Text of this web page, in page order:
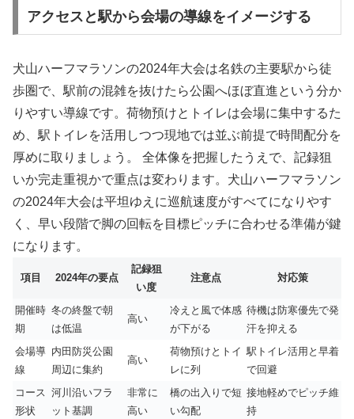
アクセスと駅から会場の導線をイメージする
犬山ハーフマラソンの2024年大会は名鉄の主要駅から徒
歩圏で、駅前の混雑を抜けたら公園へほぼ直進という分か
りやすい導線です。荷物預けとトイレは会場に集中するた
め、駅トイレを活用しつつ現地では並ぶ前提で時間配分を
厚めに取りましょう。 全体像を把握したうえで、記録狙
いか完走重視かで重点は変わります。犬山ハーフマラソン
の2024年大会は平坦ゆえに巡航速度がすべてになりやす
く、早い段階で脚の回転を目標ピッチに合わせる準備が鍵
になります。
項目 2024年の要点
記録狙
い度
注意点 対応策
開催時
期
冬の終盤で朝
は低温
高い
冷えと風で体感
が下がる
待機は防寒優先で発
汗を抑える
会場導
線
内田防災公園
周辺に集約
高い
荷物預けとトイ
レに列
駅トイレ活用と早着
で回避
コース
形状
河川沿いフラ
ット基調
非常に
高い
橋の出入りで短
い勾配
接地軽めでピッチ維
持